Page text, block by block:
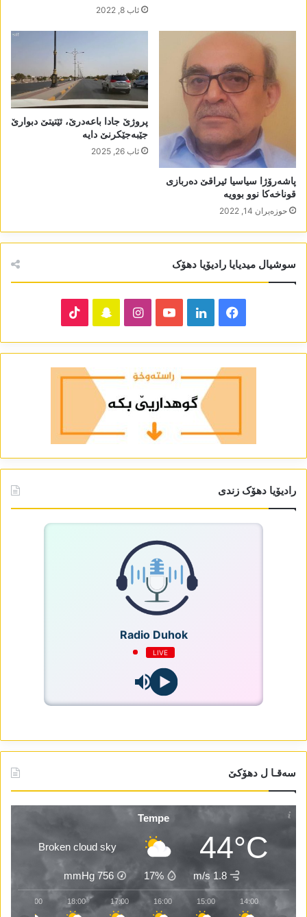
ئاب 8, 2022
پاشەرۆژا سیاسیا ئیراقێ دەربازی
قوناخەکا نوو بوویە
حوزه‌یران 14, 2022
پروژێ جادا باعەدرێ، ئێتیتێ دبوارێ
جێبەجێکرنێ دایە
ئاب 26, 2025
سوشیال میدیایا رادیۆیا دھۆک
Facebook
LinkedIn
YouTube
Instagram
Snapchat
رادیۆیا دھۆک زندی
Radio Duhok
LIVE
سەقـا ل دھۆکێ
Tempe
44°C
Broken cloud sky
1.8 m/s
17%
756
mmHg
14:00
15:00
16:00
17:00
18:00
19:00